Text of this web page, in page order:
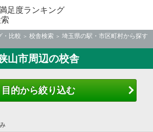
足度ランキング
・比較 校舎検索
埼玉県の駅・市区町村から探す
山市周辺の校舎
目的から絞り込む